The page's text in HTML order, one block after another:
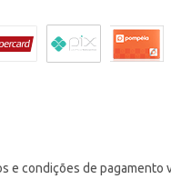
e condições de